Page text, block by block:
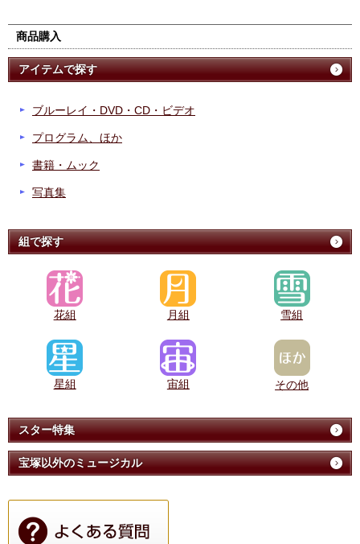
商品購入
アイテムで探す
ブルーレイ・DVD・CD・ビデオ
プログラム、ほか
書籍・ムック
写真集
組で探す
花組 月組 雪組
星組 宙組 その他
スター特集
宝塚以外のミュージカル